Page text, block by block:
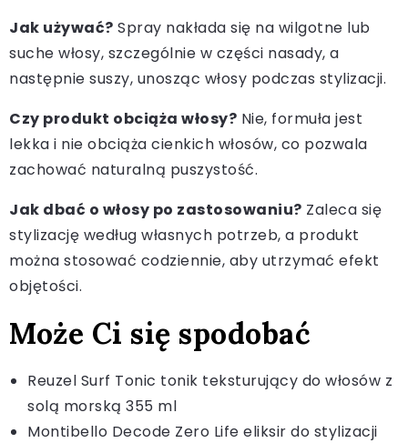
Jak używać? Spray nakłada się na wilgotne lub
suche włosy, szczególnie w części nasady, a
następnie suszy, unosząc włosy podczas stylizacji.
Czy produkt obciąża włosy? Nie, formuła jest
lekka i nie obciąża cienkich włosów, co pozwala
zachować naturalną puszystość.
Jak dbać o włosy po zastosowaniu? Zaleca się
stylizację według własnych potrzeb, a produkt
można stosować codziennie, aby utrzymać efekt
objętości.
Może Ci się spodobać
Reuzel Surf Tonic tonik teksturujący do włosów z
solą morską 355 ml
Montibello Decode Zero Life eliksir do stylizacji